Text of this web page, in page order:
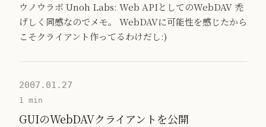
ウノウラボ Unoh Labs: Web APIとしてのWebDAV 禿
げしく同感なのでメモ。 WebDAVに可能性を感じたから
こそクライアント作ってるわけだし:)
2007.01.27
1 min
GUIのWebDAVクライアントを公開